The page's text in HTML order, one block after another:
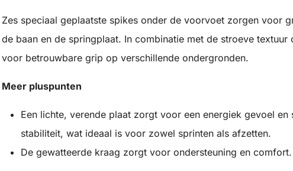
Zes speciaal geplaatste spikes onder de voorvoet zorgen voor
de baan en de springplaat. In combinatie met de stroeve textuur
voor betrouwbare grip op verschillende ondergronden.
Meer pluspunten
Een lichte, verende plaat zorgt voor een energiek gevoel en
stabiliteit, wat ideaal is voor zowel sprinten als afzetten.
De gewatteerde kraag zorgt voor ondersteuning en comfort.